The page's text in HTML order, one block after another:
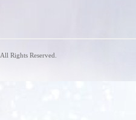
. All Rights Reserved.